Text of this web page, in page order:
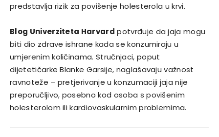
predstavlja rizik za povišenje holesterola u krvi.
Blog Univerziteta Harvard potvrđuje da jaja mogu
biti dio zdrave ishrane kada se konzumiraju u
umjerenim količinama. Stručnjaci, poput
dijetetičarke Blanke Garsije, naglašavaju važnost
ravnoteže – pretjerivanje u konzumaciji jaja nije
preporučljivo, posebno kod osoba s povišenim
holesterolom ili kardiovaskularnim problemima.